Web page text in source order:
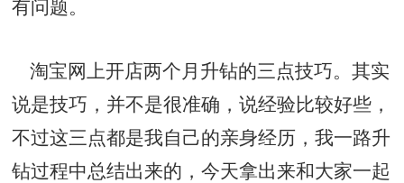
有问题。
淘宝网上开店两个月升钻的三点技巧。其实
说是技巧，并不是很准确，说经验比较好些，
不过这三点都是我自己的亲身经历，我一路升
钻过程中总结出来的，今天拿出来和大家一起